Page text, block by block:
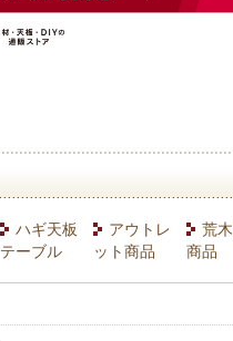
ハギ天板
テーブル
アウトレ
ット商品
荒木
商品